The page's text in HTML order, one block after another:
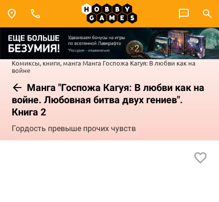
Комиксы, книги, манга Манга Госпожа Кагуя: В любви как на
войне
Манга "Госпожа Кагуя: В любви как на
войне. Любовная битва двух гениев".
Книга 2
Гордость превыше прочих чувств